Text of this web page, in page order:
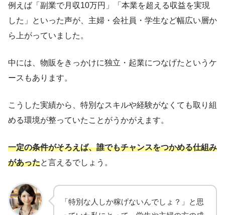
例えば「副業で月収10万円」「本業を超える収益を実現
した」といった声が、主婦・会社員・学生など幅広い層か
ら上がっていました。
中には、物販をきっかけに独立・起業につなげたというケ
ースもあります。
こうした実績から、特別なスキルや経験がなくても取り組
める環境が整っていたことがうかがえます。
一定の条件がそろえば、誰でもチャンスをつかめる仕組み
があったと言えるでしょう。
「特別な人しか稼げないんでしょ？」と思